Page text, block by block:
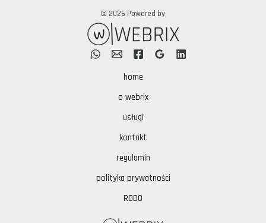
© 2026 Powered by
home
o webrix
usługi
kontakt
regulamin
polityka prywatności
RODO